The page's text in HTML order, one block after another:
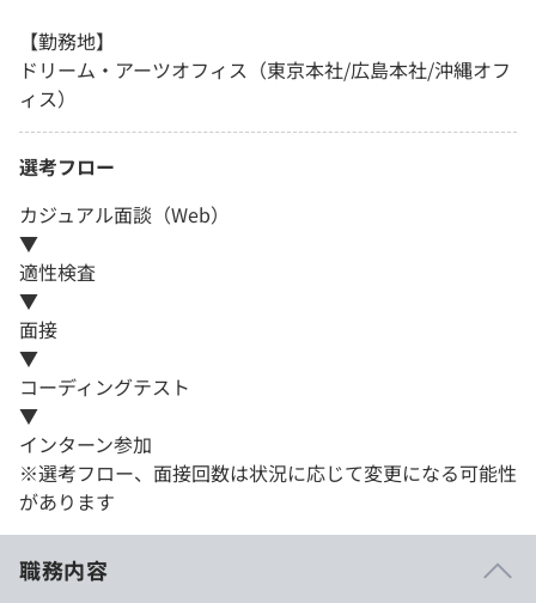
【勤務地】
ドリーム・アーツオフィス（東京本社/広島本社/沖縄オフ
ィス）
選考フロー
カジュアル面談（Web）
▼
適性検査
▼
面接
▼
コーディングテスト
▼
インターン参加
※選考フロー、面接回数は状況に応じて変更になる可能性
があります
職務内容